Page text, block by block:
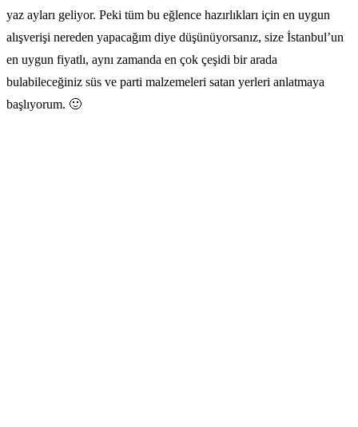
yaz ayları geliyor. Peki tüm bu eğlence hazırlıkları için en uygun
alışverişi nereden yapacağım diye düşünüyorsanız, size İstanbul’un
en uygun fiyatlı, aynı zamanda en çok çeşidi bir arada
bulabileceğiniz süs ve parti malzemeleri satan yerleri anlatmaya
başlıyorum. 🙂